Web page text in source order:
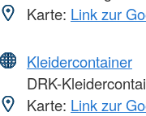
Karte: Link zur
Kleidercontainer
DRK-
Karte: Link zur